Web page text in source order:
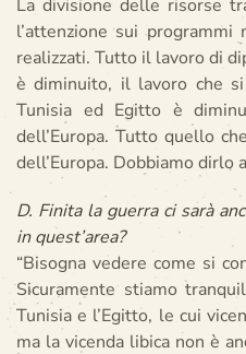
La divisione delle risorse
l’attenzione sui
realizzati. Tutto il lavoro di
è diminuito, il lavoro che si
Tunisia ed Egitto è
dell’Europa. Tutto quello
dell’Europa. Dobbiamo dirlo
D. Finita la guerra ci sarà
in quest’area?
“Bisogna vedere come si
Sicuramente stiamo
Tunisia e l’Egitto, le cui
ma la vicenda libica non è